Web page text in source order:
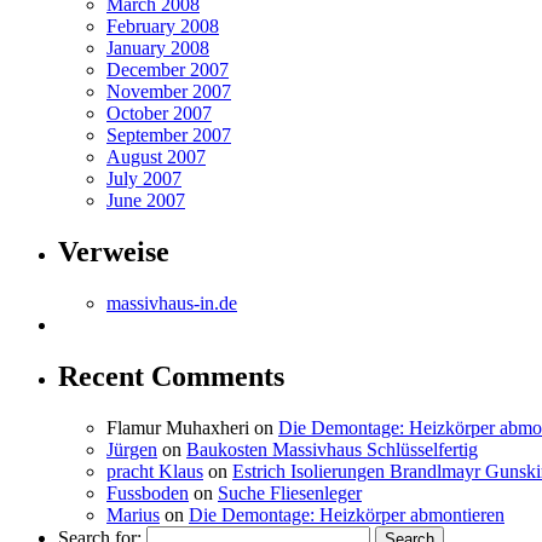
March 2008
February 2008
January 2008
December 2007
November 2007
October 2007
September 2007
August 2007
July 2007
June 2007
Verweise
massivhaus-in.de
Recent Comments
Flamur Muhaxheri on Die Demontage: Heizkörper
Jürgen on Baukosten Massivhaus Schlüsselfertig
pracht Klaus on Estrich Isolierungen Brandlmayr
Fussboden on Suche Fliesenleger
Marius on Die Demontage: Heizkörper abmontieren
Search for: